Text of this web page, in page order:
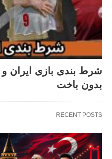
شرط بندی بازی ایران و
بدون باخت
RECENT POSTS